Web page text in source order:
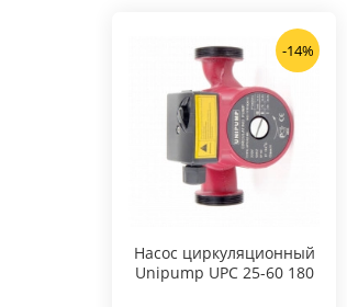
-14%
Насос циркуляционный
Unipump UPC 25-60 180